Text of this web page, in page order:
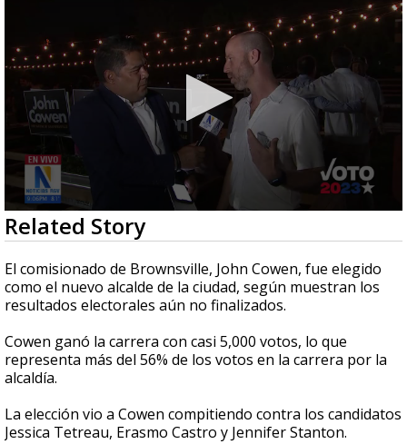
0
seconds
of
1
minute,
52
seconds
Related Story
El comisionado de Brownsville, John Cowen, fue elegido
como el nuevo alcalde de la ciudad, según muestran los
resultados electorales aún no finalizados.
Cowen ganó la carrera con casi 5,000 votos, lo que
representa más del 56% de los votos en la carrera por la
alcaldía.
La elección vio a Cowen compitiendo contra los candidatos
Jessica Tetreau, Erasmo Castro y Jennifer Stanton.